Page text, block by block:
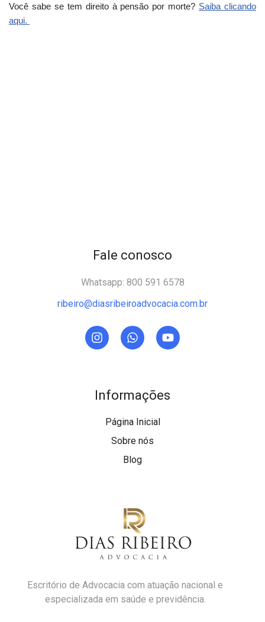
Você sabe se tem direito à pensão por morte? Saiba clicando
aqui.
Escritório de Advocacia com atuação nacional e
especializada em saúde e previdência.
Informações
Página Inicial
Sobre nós
Blog
Fale conosco
Whatsapp: 800 591 6578
ribeiro@diasribeiroadvocacia.com.br